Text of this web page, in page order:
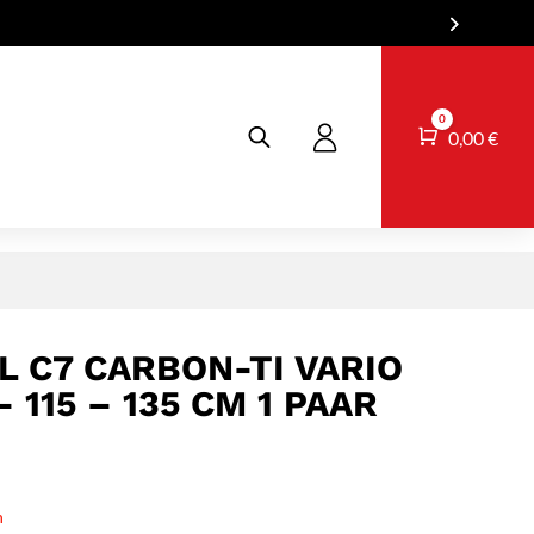
Warenkorb
0
0,00€
C7 CARBON-TI VARIO
115 – 135 CM 1 PAAR